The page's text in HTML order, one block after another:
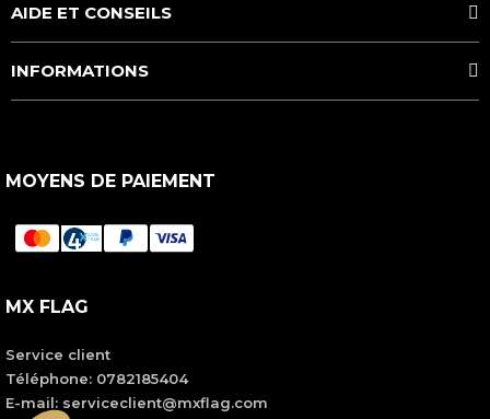
AIDE ET CONSEILS
INFORMATIONS
MOYENS DE PAIEMENT
MX FLAG
Service client
Téléphone: 0782185404
E-mail: serviceclient@mxflag.com